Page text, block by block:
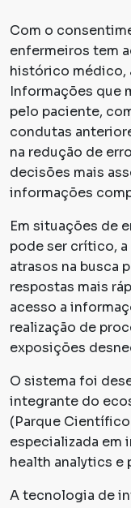
Com o
enfermeiros tem
histórico médico,
Informações que
pelo paciente,
condutas
na redução de
decisões mais
informações
Em situações de
pode ser crítico,
atrasos na busca
respostas mais
acesso a
realização de
exposições
O sistema foi
integrante do
(Parque
especializada em
health analytics e
A tecnologia de